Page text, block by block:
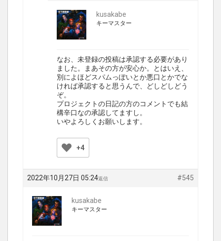
kusakabe
キーマスター
なお、未登録の投稿は承認する必要があり
ました。まあその方が安心か。とはいえ、
別によほどスパムっぽいとか悪口とかでな
ければ承認すると思うんで、どしどしどう
ぞ。
プロジェクトの日記の方のコメントでも結
構辛口なの承認してますし。
いやよろしくお願いします。
+4
2022年10月27日 05:24 #545
返信
kusakabe
キーマスター